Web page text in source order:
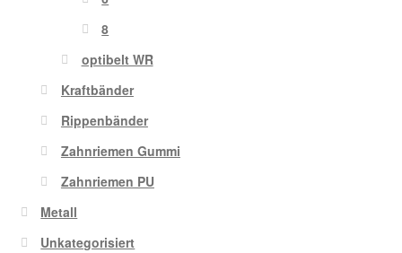
8
optibelt WR
Kraftbänder
Rippenbänder
Zahnriemen Gummi
Zahnriemen PU
Metall
Unkategorisiert